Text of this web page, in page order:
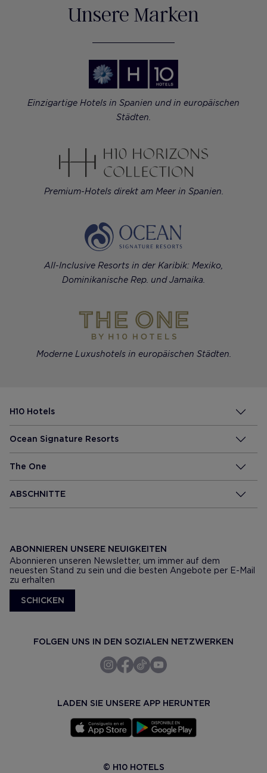
Unsere Marken
Einzigartige Hotels in Spanien und in europäischen
Städten.
Premium-Hotels direkt am Meer in Spanien.
All-Inclusive Resorts in der Karibik: Mexiko,
Dominikanische Rep. und Jamaika.
Moderne Luxushotels in europäischen Städten.
H10 Hotels
Ocean Signature Resorts
The One
ABSCHNITTE
ABONNIEREN UNSERE NEUIGKEITEN
Abonnieren unseren Newsletter, um immer auf dem
neuesten Stand zu sein und die besten Angebote per E-Mail
zu erhalten
SCHICKEN
FOLGEN UNS IN DEN SOZIALEN NETZWERKEN
LADEN SIE UNSERE APP HERUNTER
© H10 HOTELS